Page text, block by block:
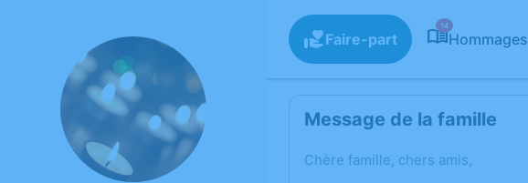
Faire-part
14
Hommages
Message de la famille
Chère famille, chers amis,